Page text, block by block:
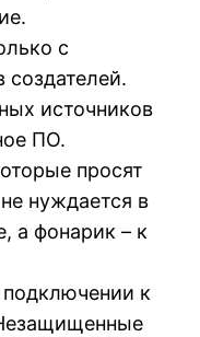
с
источников
ПО.
просят
нуждается в
а фонарик – к
подключении к